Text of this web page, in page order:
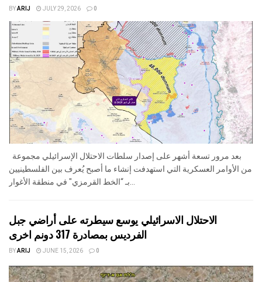
BYARIJ JULY 29, 2026 0
من الأوامر العسكرية التي استهدفت إنشاء ما أصبح يُعرف بين الفلسطينيين
الاحتلال الاسرائيلي يوسع سيطرته على أراضي جبل
الفرديس بمصادرة 317 دونم اخرى
BYARIJ JUNE 15, 2026 0